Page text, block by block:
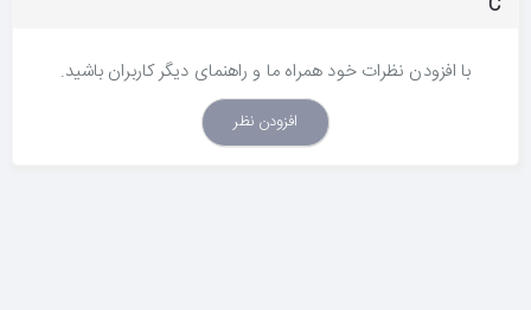
با افزودن نظرات خود همراه ما و راهنمای دیگر کاربران باشید.
افزودن نظر